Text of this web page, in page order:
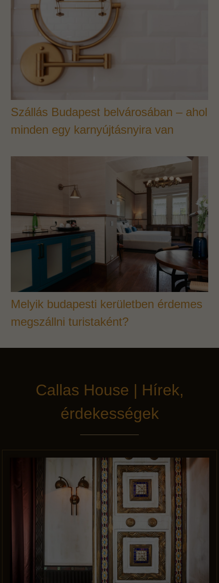
Szállás Budapest belvárosában – ahol
minden egy karnyújtásnyira van
Melyik budapesti kerületben érdemes
megszállni turistaként?
Callas House | Hírek,
érdekességek